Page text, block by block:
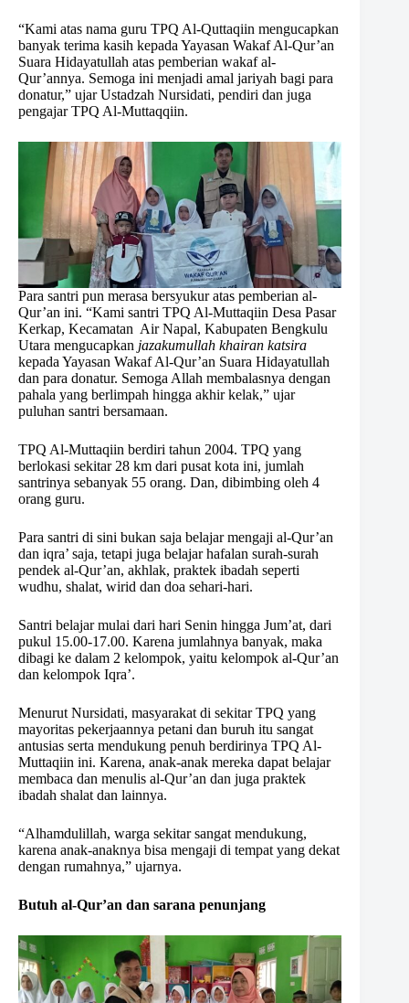
“Kami atas nama guru TPQ Al-Quttaqiin mengucapkan
banyak terima kasih kepada Yayasan Wakaf Al-Qur’an
Suara Hidayatullah atas pemberian wakaf al-
Qur’annya. Semoga ini menjadi amal jariyah bagi para
donatur,” ujar Ustadzah Nursidati, pendiri dan juga
pengajar TPQ Al-Muttaqqiin.
Para santri pun merasa bersyukur atas pemberian al-
Qur’an ini. “Kami santri TPQ Al-Muttaqiin Desa Pasar
Kerkap, Kecamatan Air Napal, Kabupaten Bengkulu
Utara mengucapkan jazakumullah khairan katsira
kepada Yayasan Wakaf Al-Qur’an Suara Hidayatullah
dan para donatur. Semoga Allah membalasnya dengan
pahala yang berlimpah hingga akhir kelak,” ujar
puluhan santri bersamaan.
TPQ Al-Muttaqiin berdiri tahun 2004. TPQ yang
berlokasi sekitar 28 km dari pusat kota ini, jumlah
santrinya sebanyak 55 orang. Dan, dibimbing oleh 4
orang guru.
Para santri di sini bukan saja belajar mengaji al-Qur’an
dan iqra’ saja, tetapi juga belajar hafalan surah-surah
pendek al-Qur’an, akhlak, praktek ibadah seperti
wudhu, shalat, wirid dan doa sehari-hari.
Santri belajar mulai dari hari Senin hingga Jum’at, dari
pukul 15.00-17.00. Karena jumlahnya banyak, maka
dibagi ke dalam 2 kelompok, yaitu kelompok al-Qur’an
dan kelompok Iqra’.
Menurut Nursidati, masyarakat di sekitar TPQ yang
mayoritas pekerjaannya petani dan buruh itu sangat
antusias serta mendukung penuh berdirinya TPQ Al-
Muttaqiin ini. Karena, anak-anak mereka dapat belajar
membaca dan menulis al-Qur’an dan juga praktek
ibadah shalat dan lainnya.
“Alhamdulillah, warga sekitar sangat mendukung,
karena anak-anaknya bisa mengaji di tempat yang dekat
dengan rumahnya,” ujarnya.
Butuh al-Qur’an dan sarana penunjang